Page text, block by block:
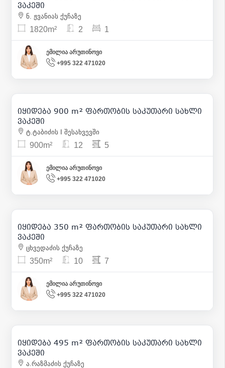
ვაკეში
ნ. ჟვანიას ქუჩაზე
1820m² 2 1
ემილია არუთინოვი
+995 322 471020
20
1 600 000 | m² 1 778
იყიდება 900 m² ფართობის საკუთარი სახლი
ვაკეში
ტ.ტაბიძის I შესახვევში
900m² 12 5
ემილია არუთინოვი
+995 322 471020
34
570 000 | m² 1 629
იყიდება 350 m² ფართობის საკუთარი სახლი
ვაკეში
ცხვედაძის ქუჩაზე
350m² 10 7
ემილია არუთინოვი
+995 322 471020
48
1 350 000 | m² 2 727
იყიდება 495 m² ფართობის საკუთარი სახლი
ვაკეში
ა.რაზმაძის ქუჩაზე